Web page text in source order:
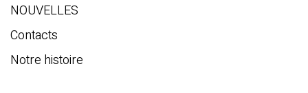
NOUVELLES
Contacts
Notre histoire